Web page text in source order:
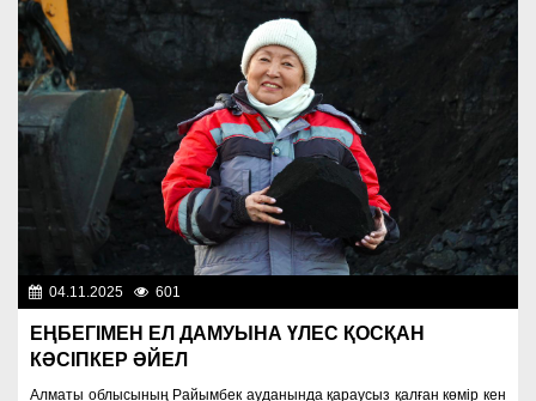
04.11.2025 601
ЕҢБЕГІМЕН ЕЛ ДАМУЫНА ҮЛЕС ҚОСҚАН
КӘСІПКЕР ӘЙЕЛ
Алматы облысының Райымбек ауданында қараусыз қалған көмір кен